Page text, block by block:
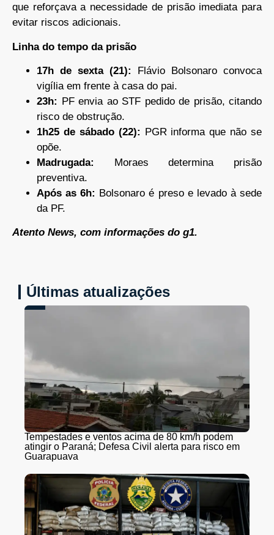
que reforçava a necessidade de prisão imediata para
evitar riscos adicionais.
Linha do tempo da prisão
17h de sexta (21):
Flávio Bolsonaro convoca
vigília em frente à casa do pai.
23h: PF envia ao STF pedido de prisão, citando
risco de obstrução.
1h25 de sábado (22): PGR informa que não se
opõe.
Madrugada:
Moraes determina prisão
preventiva.
Após as 6h: Bolsonaro é preso e levado à sede
da PF.
Atento News, com informações do g1.
Últimas atualizações
Tempestades e ventos acima de 80 km/h podem
atingir o Paraná; Defesa Civil alerta para risco em
Guarapuava